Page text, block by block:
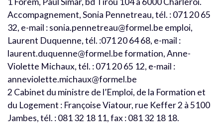
Accompagnement, Sonia Pennetreau, tél. : 071 20 65
32, e-mail : sonia.pennetreau@formel.be emploi,
Laurent Duquenne, tél. :071 20 64 68, e-mail :
laurent.duquenne@formel.be formation, Anne-
Violette Michaux, tél. : 071 20 65 12, e-mail :
anneviolette.michaux@formel.be
2 Cabinet du ministre de l’Emploi, de la Formation et
du Logement : Françoise Viatour, rue Keffer 2 à 5100
Jambes, tél. : 081 32 18 11, fax : 081 32 18 18.